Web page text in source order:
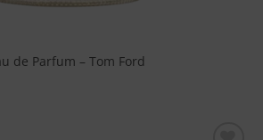
de Parfum – Tom Ford